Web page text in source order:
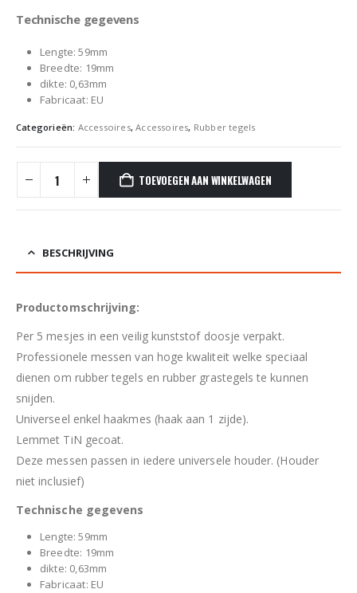
Technische gegevens
Lengte: 59mm
Breedte: 19mm
dikte: 0,63mm
Fabricaat: EU
Categorieën: Accessoires,Accessoires, Rubber tegels
TOEVOEGEN AAN WINKELWAGEN
BESCHRIJVING
Productomschrijving:
Per 5 mesjes in een veilig kunststof doosje verpakt.
Professionele messen van hoge kwaliteit welke speciaal
dienen om rubber tegels en rubber grastegels te kunnen
snijden.
Universeel enkel haakmes (haak aan 1 zijde).
Lemmet TiN gecoat.
Deze messen passen in iedere universele houder. (Houder
niet inclusief)
Technische gegevens
Lengte: 59mm
Breedte: 19mm
dikte: 0,63mm
Fabricaat: EU